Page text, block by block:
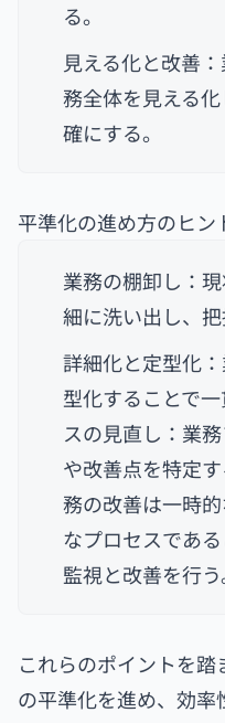
る。
見える化と改善
務全体を見える
確にする。
平準化の進め方のヒン
業務の棚卸し：
細に洗い出し、把
詳細化と定型化
型化することで
スの見直し：業
や改善点を特定
務の改善は一時
なプロセスであ
監視と改善を行う
これらのポイントを
の平準化を進め、効